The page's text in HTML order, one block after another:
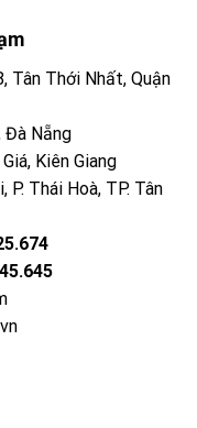
thông thường
Tân Thới Nhất, Quận
Đà Nẵng
Kiên Giang
Thái Hoà, TP. Tân